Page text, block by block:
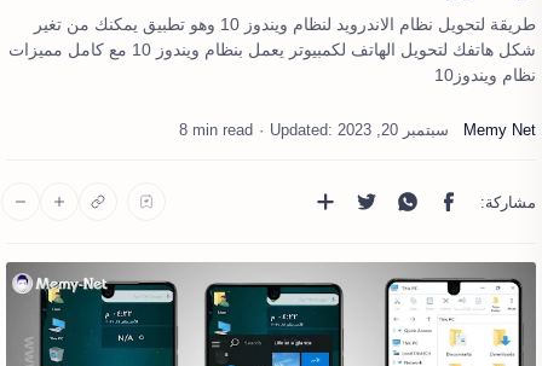
طريقة لتحويل نظام الاندرويد لنظام ويندوز 10 وهو تطبيق يمكنك من تغير
شكل هاتفك لتحويل الهاتف لكمبيوتر يعمل بنظام ويندوز 10 مع كامل مميزات
نظام ويندوز10
8 min read